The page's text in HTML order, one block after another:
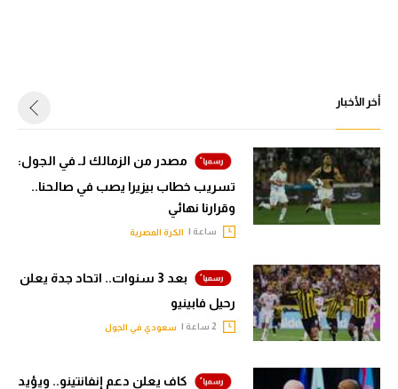
أخر الأخبار
مصدر من الزمالك لـ في الجول:
تسريب خطاب بيزيرا يصب في صالحنا..
وقرارنا نهائي
ساعة | الكرة المصرية
بعد 3 سنوات.. اتحاد جدة يعلن
رحيل فابينيو
سعودي في الجول
كاف يعلن دعم إنفانتينو.. ويؤيد